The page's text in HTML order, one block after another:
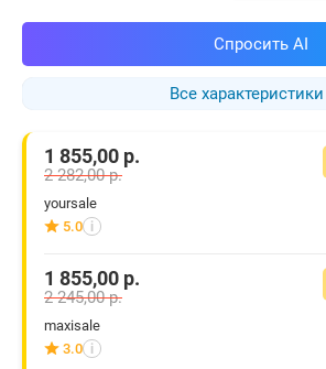
Все характеристики
Спросить AI
1 855,00 р.
2 282,00р.
yoursale
5.0 i
1 855,00 р.
2 245,00р.
maxisale
3.0 i